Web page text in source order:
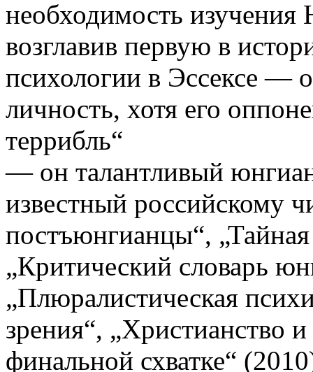
необходимость изучения
возглавив первую в
психологии в Эссексе —
личность, хотя его
террибль“
— он талантливый
известный российскому
постъюнгианцы“,
„Критический словарь
„Плюралистическая
зрения“, „Христианство
финальной схватке“